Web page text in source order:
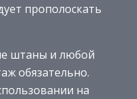
прополоскать
штаны и любой
обязательно.
на